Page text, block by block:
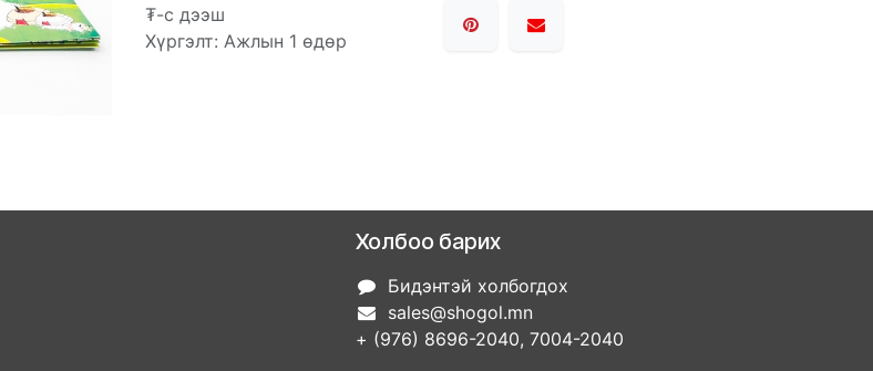
₮-с дээш
Хүргэлт: Ажлын 1 өдөр
Холбоо барих
Бидэнтэй холбогдох
sales@shogol.mn
+ (976) 8696-2040, 7004-2040